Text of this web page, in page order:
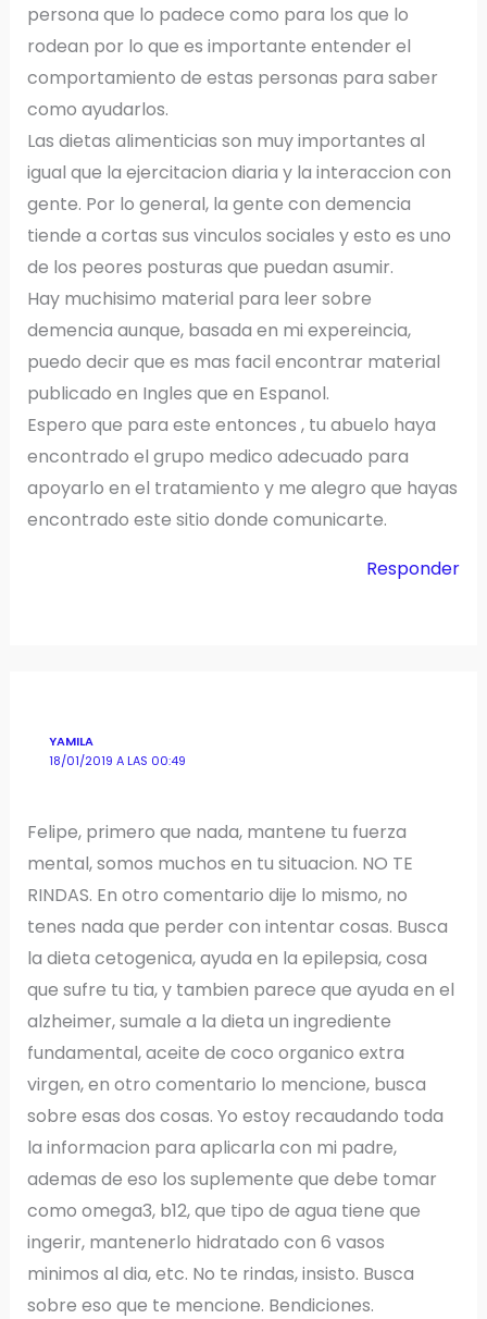
persona que lo padece como para los que lo
rodean por lo que es importante entender el
comportamiento de estas personas para saber
como ayudarlos.
Las dietas alimenticias son muy importantes al
igual que la ejercitacion diaria y la interaccion con
gente. Por lo general, la gente con demencia
tiende a cortas sus vinculos sociales y esto es uno
de los peores posturas que puedan asumir.
Hay muchisimo material para leer sobre
demencia aunque, basada en mi expereincia,
puedo decir que es mas facil encontrar material
publicado en Ingles que en Espanol.
Espero que para este entonces , tu abuelo haya
encontrado el grupo medico adecuado para
apoyarlo en el tratamiento y me alegro que hayas
encontrado este sitio donde comunicarte.
Responder
YAMILA
18/01/2019 A LAS 00:49
Felipe, primero que nada, mantene tu fuerza
mental, somos muchos en tu situacion. NO TE
RINDAS. En otro comentario dije lo mismo, no
tenes nada que perder con intentar cosas. Busca
la dieta cetogenica, ayuda en la epilepsia, cosa
que sufre tu tia, y tambien parece que ayuda en el
alzheimer, sumale a la dieta un ingrediente
fundamental, aceite de coco organico extra
virgen, en otro comentario lo mencione, busca
sobre esas dos cosas. Yo estoy recaudando toda
la informacion para aplicarla con mi padre,
ademas de eso los suplemente que debe tomar
como omega3, b12, que tipo de agua tiene que
ingerir, mantenerlo hidratado con 6 vasos
minimos al dia, etc. No te rindas, insisto. Busca
sobre eso que te mencione. Bendiciones.